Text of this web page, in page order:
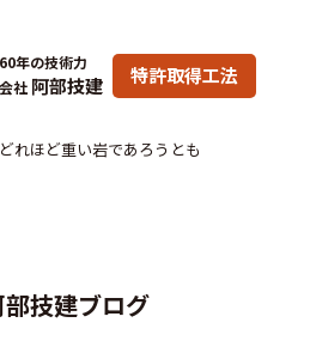
年の技術力
社 阿部技建 特許取得工法
どれほど重い岩であろうとも
部技建ブログ